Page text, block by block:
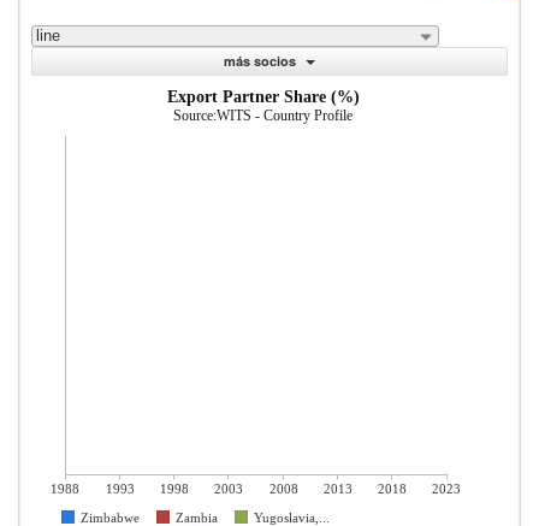
line
más socios
Export Partner Share (%)
Source:WITS - Country Profile
1988 1993 1998 2003 2008 2013 2018
2023
Zimbabwe
Zambia
Yugoslavia,...